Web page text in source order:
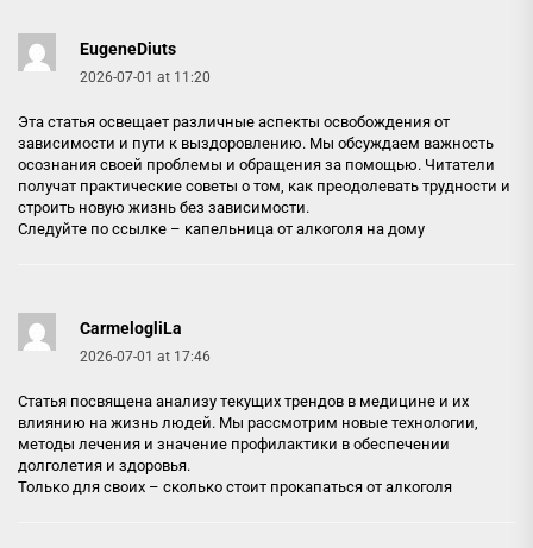
EugeneDiuts
2026-07-01 at 11:20
Эта статья освещает различные аспекты освобождения от
зависимости и пути к выздоровлению. Мы обсуждаем важность
осознания своей проблемы и обращения за помощью. Читатели
получат практические советы о том, как преодолевать трудности и
строить новую жизнь без зависимости.
Следуйте по ссылке – капельница от алкоголя на дому
CarmelogliLa
2026-07-01 at 17:46
Статья посвящена анализу текущих трендов в медицине и их
влиянию на жизнь людей. Мы рассмотрим новые технологии,
методы лечения и значение профилактики в обеспечении
долголетия и здоровья.
Только для своих – сколько стоит прокапаться от алкоголя